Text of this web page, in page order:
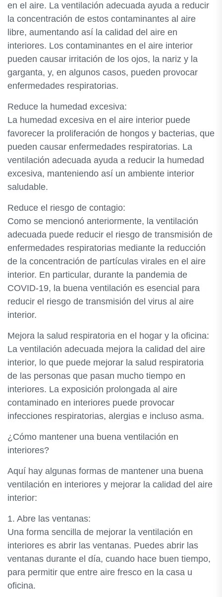
en el aire. La ventilación adecuada ayuda a reducir
la concentración de estos contaminantes al aire
libre, aumentando así la calidad del aire en
interiores. Los contaminantes en el aire interior
pueden causar irritación de los ojos, la nariz y la
garganta, y, en algunos casos, pueden provocar
enfermedades respiratorias.
Reduce la humedad excesiva:
La humedad excesiva en el aire interior puede
favorecer la proliferación de hongos y bacterias, que
pueden causar enfermedades respiratorias. La
ventilación adecuada ayuda a reducir la humedad
excesiva, manteniendo así un ambiente interior
saludable.
Reduce el riesgo de contagio:
Como se mencionó anteriormente, la ventilación
adecuada puede reducir el riesgo de transmisión de
enfermedades respiratorias mediante la reducción
de la concentración de partículas virales en el aire
interior. En particular, durante la pandemia de
COVID-19, la buena ventilación es esencial para
reducir el riesgo de transmisión del virus al aire
interior.
Mejora la salud respiratoria en el hogar y la oficina:
La ventilación adecuada mejora la calidad del aire
interior, lo que puede mejorar la salud respiratoria
de las personas que pasan mucho tiempo en
interiores. La exposición prolongada al aire
contaminado en interiores puede provocar
infecciones respiratorias, alergias e incluso asma.
¿Cómo mantener una buena ventilación en
interiores?
Aquí hay algunas formas de mantener una buena
ventilación en interiores y mejorar la calidad del aire
interior:
1. Abre las ventanas:
Una forma sencilla de mejorar la ventilación en
interiores es abrir las ventanas. Puedes abrir las
ventanas durante el día, cuando hace buen tiempo,
para permitir que entre aire fresco en la casa u
oficina.